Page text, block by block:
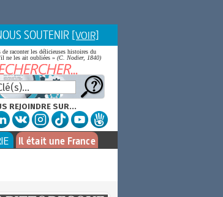
SOUTENIR [VOIR]
de raconter les délicieuses histoires du
ne les ait oubliées » (C. Nodier, 1840)
REJOINDRE SUR...
Il était une France